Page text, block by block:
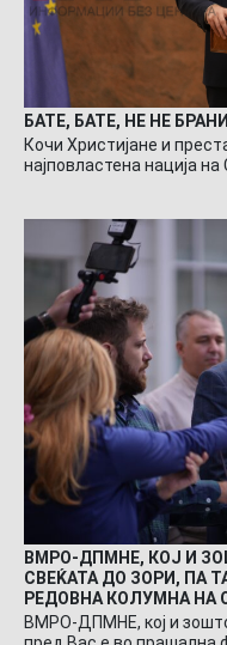
БАТЕ, БАТЕ, НЕ НЕ
Кочи Христијане и
најповластена нација
ВМРО-ДПМНЕ, КОЈ И
СВЕЌАТА ДО ЗОРИ, ПА
РЕДОВНА КОЛУМНА НА
ВМРО-ДПМНЕ, кој и